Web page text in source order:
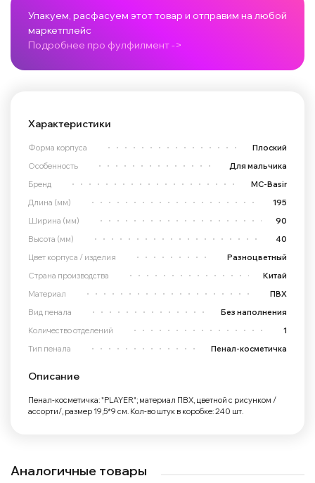
Упакуем, расфасуем этот товар и отправим на любой
маркетплейс
Подробнее про фулфилмент ->
Характеристики
Форма корпуса
Плоский
Особенность
Для мальчика
Бренд
MC-Basir
Длина (мм)
195
Ширина (мм)
90
Высота (мм)
40
Цвет корпуса / изделия
Разноцветный
Страна производства
Китай
Материал
ПВХ
Вид пенала
Без наполнения
Количество отделений
1
Тип пенала
Пенал-косметичка
Описание
Пенал-косметичка: "PLAYER"; материал ПВХ, цветной с рисунком /
ассорти/, размер 19,5*9 см. Кол-во штук в коробке: 240 шт.
Аналогичные товары